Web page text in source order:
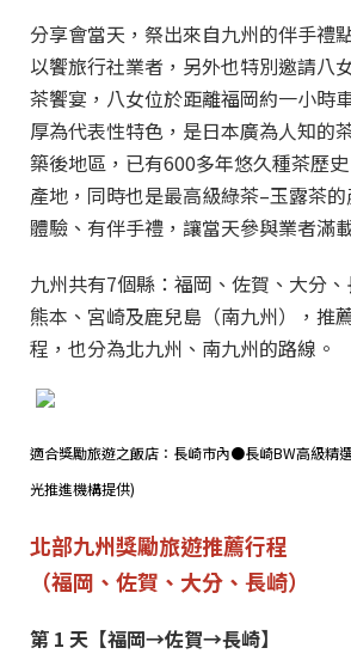
分享會當天，祭出來自九州的伴手禮
以饗旅行社業者，另外也特別邀請八
茶饗宴，八女位於距離福岡約一小時
厚為代表性特色，是日本廣為人知的
築後地區，已有600多年悠久種茶歷
產地，同時也是最高級綠茶–玉露茶
體驗、有伴手禮，讓當天參與業者滿
九州共有7個縣：福岡、佐賀、大分、
熊本、宮崎及鹿兒島（南九州），推
程，也分為北九州、南九州的路線。
適合獎勵旅遊之飯店：長崎市內●長崎BW高級精
光推進機構提供)
北部九州獎勵旅遊推薦行程
（福岡、佐賀、大分、長崎）
第 1 天【福岡→佐賀→長崎】